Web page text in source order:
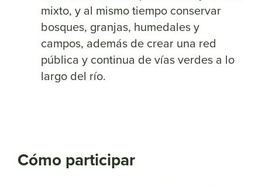
mixto, y al mismo tiempo conservar
bosques, granjas, humedales y
campos, además de crear una red
pública y continua de vías verdes a lo
largo del río.
Cómo participar